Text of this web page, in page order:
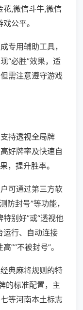
花,微信斗牛,微信
公平。
专用辅助工具，
“必胜”效果，适
需注意遵守游戏
持透视全局牌
好牌率及快速自
，提升胜率。
可通过第三方软
防封号”等功能，
别好”或“透视他
运行、自动连接
”“不被封号”。
典麻将规则的特
的标准配置，主
等河南本土标志